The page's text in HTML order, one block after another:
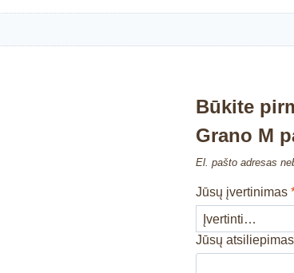
Būkite
Grano M
El. pašto adresas
Jūsų įvertinimas
Jūsų